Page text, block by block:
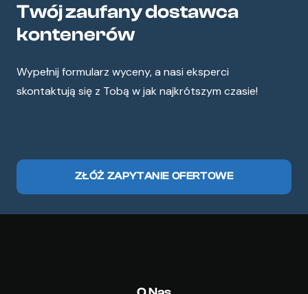
Twój zaufany dostawca
kontenerów
Wypełnij formularz wyceny, a nasi eksperci
skontaktują się z Tobą w jak najkrótszym czasie!
ZŁÓŻ ZAPYTANIE OFERTOWE